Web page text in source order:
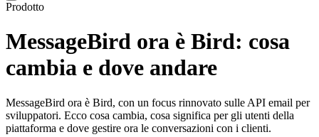
Prodotto
MessageBird ora è Bird: cosa
cambia e dove andare
MessageBird ora è Bird, con un focus rinnovato sulle API email per
sviluppatori. Ecco cosa cambia, cosa significa per gli utenti della
piattaforma e dove gestire ora le conversazioni con i clienti.